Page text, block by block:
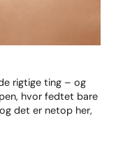
rigtige ting – og
hvor fedtet bare
det er netop her,